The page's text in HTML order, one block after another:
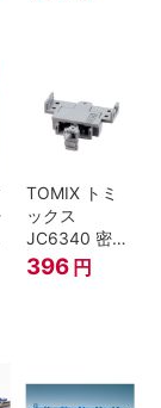
TOMIX トミ
ックス
JC6340 密連
形TNカプラー
(SP・グレ
ジ
396 円